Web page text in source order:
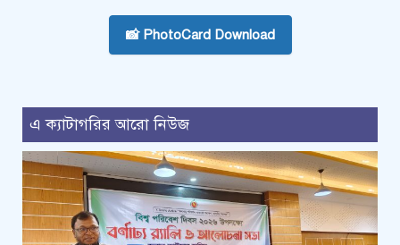
📸 PhotoCard Download
এ ক্যাটাগরির আরো নিউজ